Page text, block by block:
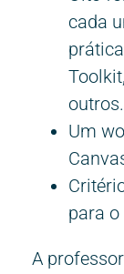
cada
outros.
Um
para o
A